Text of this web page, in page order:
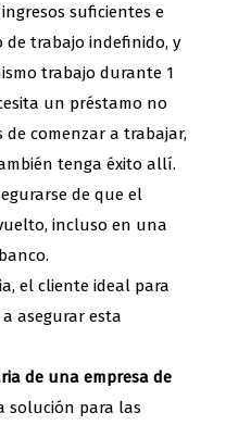
suficientes e
trabajo indefinido, y
trabajo durante 1
un préstamo no
comenzar a trabajar,
tenga éxito allí.
de que el
incluso en una
el cliente ideal para
asegurar esta
de una empresa de
solución para las